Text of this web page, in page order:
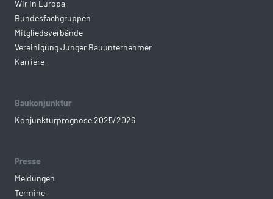
Wir in Europa
Bundesfachgruppen
Mitgliedsverbände
Vereinigung Junger Bauunternehmer
Karriere
Baukonjunktur
Konjunkturprognose 2025/2026
Presse
Meldungen
Termine